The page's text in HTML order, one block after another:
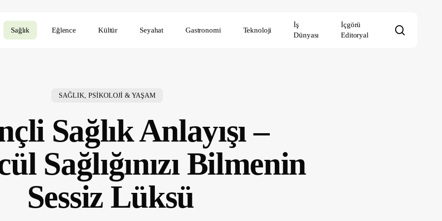
Sağlık Eğlence Kültür Seyahat Gastronomi Teknoloji
İş
Dünyası
İçgörü
Editoryal
SAĞLIK, PSİKOLOJİ & YAŞAM
Sağlık Anlayışı –
Sağlığınızı Bilmenin
Sessiz Lüksü